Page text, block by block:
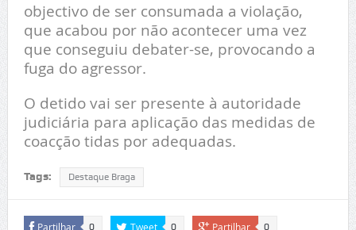
objectivo de ser consumada a violação,
que acabou por não acontecer uma vez
que conseguiu debater-se, provocando a
fuga do agressor.
O detido vai ser presente à autoridade
judiciária para aplicação das medidas de
coacção tidas por adequadas.
Tags: Destaque Braga
Partilhar 0 Tweet 0 Partilhar 0